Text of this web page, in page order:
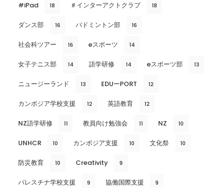
#iPad 18 ＃インターアクトクラブ 18
ダンス部 16 バドミントン部 16
社会科ツアー 16 eスポーツ 14
女子テニス部 14 語学研修 14 eスポーツ部 13
ニュージーランド 13 EDUーPORT 12
カンボジア学校支援 12 英語教育 12
NZ語学研修 11 教員向け勉強会 11 NZ 10
UNHCR 10 カンボジア支援 10 文化祭 10
防災教育 10 Creativity 9
パレスチナ学校支援 9 協働国際支援 9